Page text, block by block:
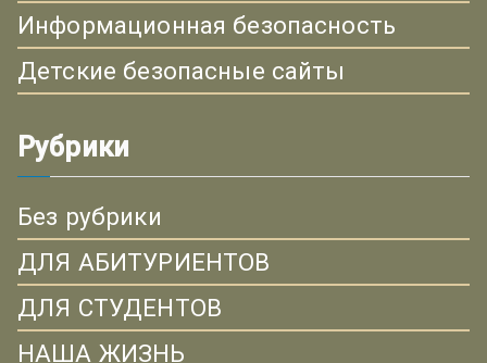
Информационная безопасность
Детские безопасные сайты
Рубрики
Без рубрики
ДЛЯ АБИТУРИЕНТОВ
ДЛЯ СТУДЕНТОВ
НАША ЖИЗНЬ